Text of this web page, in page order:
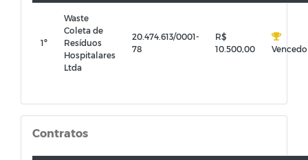
1º
Waste
Coleta de
Resíduos
Hospitalares
Ltda
20.474.613/0001-
78
R$
10.500,00
Contratos